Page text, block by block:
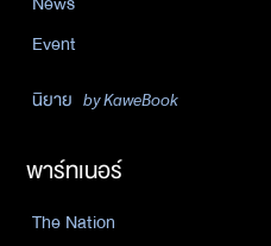
Event
นิยาย by KaweBook
พาร์ทเนอร์
The Nation